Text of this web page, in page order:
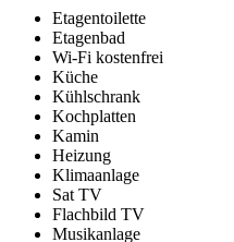
Etagentoilette
Etagenbad
Wi-Fi kostenfrei
Küche
Kühlschrank
Kochplatten
Kamin
Heizung
Klimaanlage
Sat TV
Flachbild TV
Musikanlage